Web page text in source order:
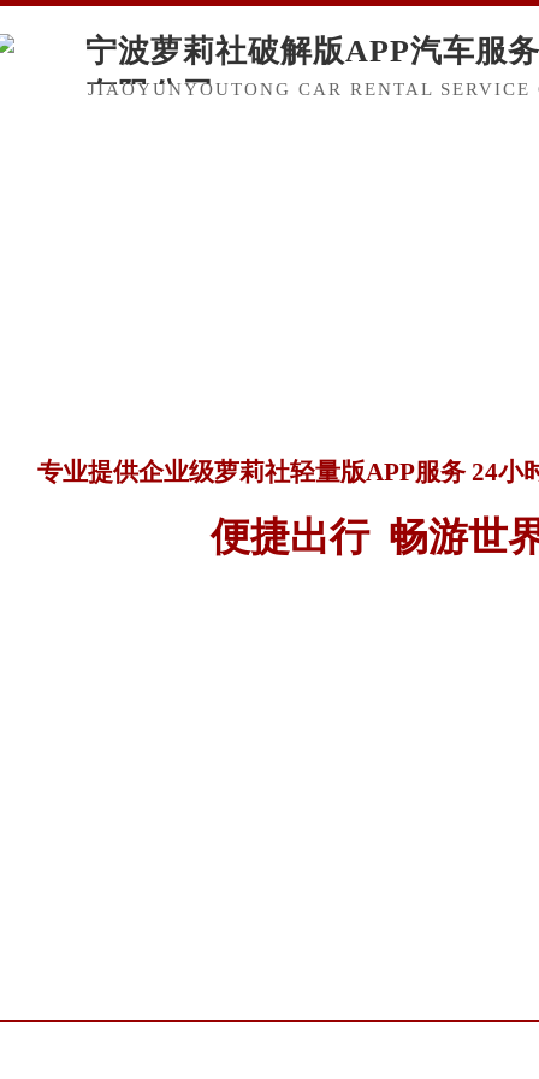
JIAOYUNYOUTONG CAR RENTAL SERVICE
宁波萝莉社破解版APP汽车服务
有限公司
专业提供企业级萝莉社轻量版APP服务 24小
便捷出行 畅游世